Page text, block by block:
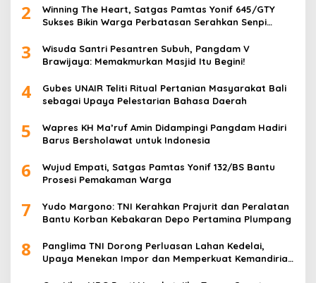
2
Winning The Heart, Satgas Pamtas Yonif 645/GTY
Sukses Bikin Warga Perbatasan Serahkan Senpi
3
Wisuda Santri Pesantren Subuh, Pangdam V
Brawijaya: Memakmurkan Masjid Itu Begini!
4
Gubes UNAIR Teliti Ritual Pertanian Masyarakat Bali
sebagai Upaya Pelestarian Bahasa Daerah
5
Wapres KH Ma’ruf Amin Didampingi Pangdam Hadiri
Barus Bersholawat untuk Indonesia
6
Wujud Empati, Satgas Pamtas Yonif 132/BS Bantu
Prosesi Pemakaman Warga
7
Yudo Margono: TNI Kerahkan Prajurit dan Peralatan
Bantu Korban Kebakaran Depo Pertamina Plumpang
8
Panglima TNI Dorong Perluasan Lahan Kedelai,
Upaya Menekan Impor dan Memperkuat Kemandirian